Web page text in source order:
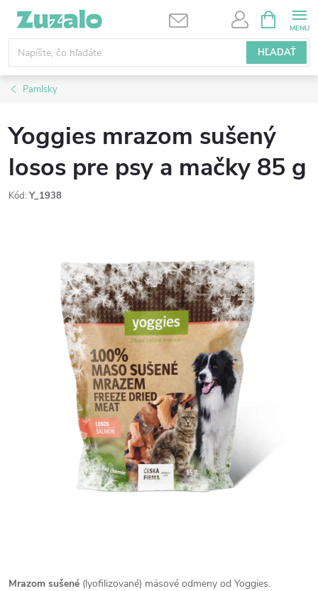
Prejsť
obsah
HĽADAŤ
KOŠÍK
Pamlsky
Yoggies mrazom sušený
losos pre psy a mačky 85 g
Kód: Y_1938
Mrazom sušené (lyofilizované) mäsové odmeny od Yoggies.